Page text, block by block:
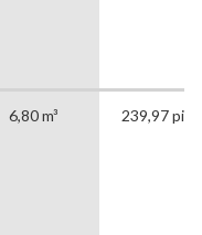
6,80 m³ 239,97 pi³